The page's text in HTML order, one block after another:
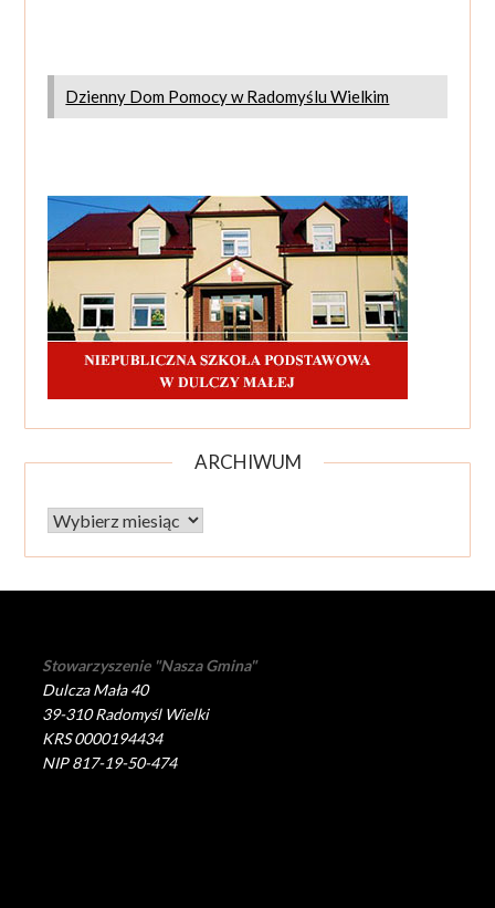
Dzienny Dom Pomocy w Radomyślu Wielkim
ARCHIWUM
Archiwum
Stowarzyszenie "Nasza Gmina"
Dulcza Mała 40
39-310 Radomyśl Wielki
KRS 0000194434
NIP 817-19-50-474